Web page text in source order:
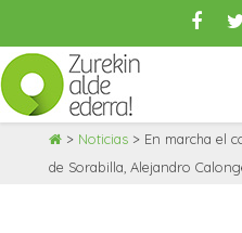
> Noticias > En marcha el
de Sorabilla, Alejandro